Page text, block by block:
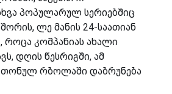
პოპულარულ სერიებშიც
ლე მანის 24-საათიან
კომპანიას ახალი
დღის წესრიგში, ამ
რბოლაში დაბრუნება